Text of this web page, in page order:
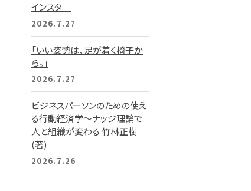
インスタ
2026.7.27
「いい姿勢は、足が着く椅子か
ら。」
2026.7.27
ビジネスパーソンのための使え
る行動経済学～ナッジ理論で
人と組織が変わる 竹林正樹
(著)
2026.7.26